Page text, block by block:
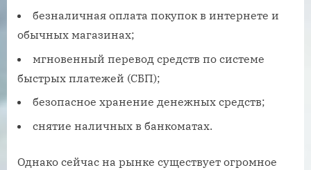
безналичная оплата покупок в интернете и
обычных магазинах;
мгновенный перевод средств по системе
быстрых платежей (СБП);
безопасное хранение денежных средств;
снятие наличных в банкоматах.
Однако сейчас на рынке существует огромное